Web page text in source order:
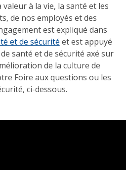
à la vie, la santé et les
de nos employés et des
est expliqué dans
et de sécurité et est appuyé
santé et de sécurité axé sur
de la culture de
Foire aux questions ou les
ci-dessous.